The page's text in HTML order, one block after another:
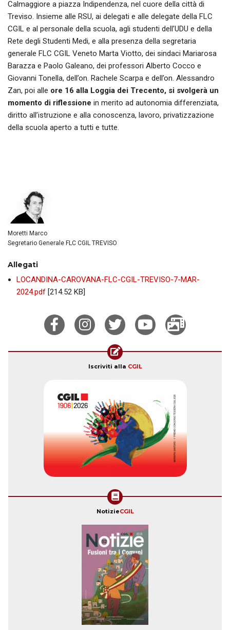
Calmaggiore a piazza Indipendenza, nel cuore della città di
Treviso. Insieme alle RSU, ai delegati e alle delegate della FLC
CGIL e al personale della scuola, agli studenti dell’UDU e della
Rete degli Studenti Medi, e alla presenza della segretaria
generale FLC CGIL Veneto Marta Viotto, dei sindaci Mariarosa
Barazza e Paolo Galeano, dei professori Alberto Cocco e
Giovanni Tonella, dell’on. Rachele Scarpa e dell’on. Alessandro
Zan, poi alle ore 16 alla Loggia dei Trecento, si svolgerà un
momento di riflessione in merito ad autonomia differenziata,
diritto all’istruzione e alla conoscenza, lavoro, privatizzazione
della scuola aperto a tutti e tutte.
Moretti Marco
Segretario Generale FLC CGIL TREVISO
Allegati
LOCANDINA-CAROVANA-FLC-CGIL-TREVISO-7-MAR-
2024.pdf[214.52 KB]
Iscriviti alla CGIL
NotizieCGIL